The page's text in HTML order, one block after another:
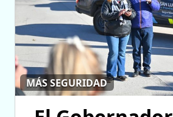
MÁS SEGURIDAD